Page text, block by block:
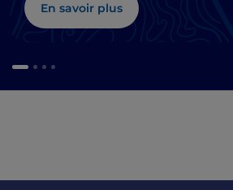
En savoir plus